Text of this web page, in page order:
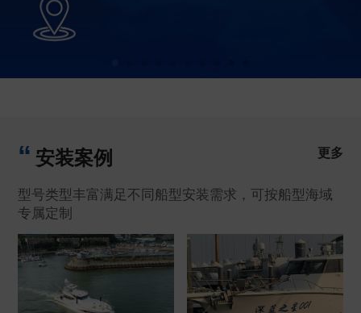
安装案例 更多
型号类型丰富满足不同船型安装需求，可按船型海域
专属定制